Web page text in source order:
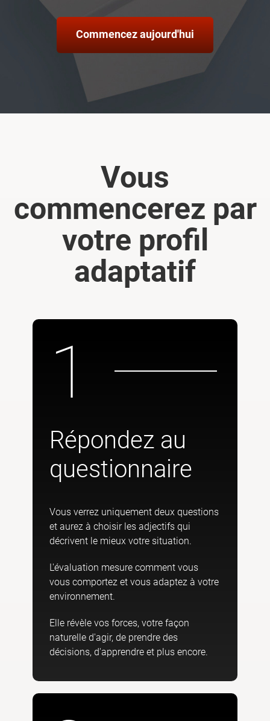
Commencez aujourd'hui
Vous
commencerez par
votre profil
adaptatif
1
Répondez au
questionnaire
Vous verrez uniquement deux questions
et aurez à choisir les adjectifs qui
décrivent le mieux votre situation.
L'évaluation mesure comment vous
vous comportez et vous adaptez à votre
environnement.
Elle révèle vos forces, votre façon
naturelle d'agir, de prendre des
décisions, d'apprendre et plus encore.